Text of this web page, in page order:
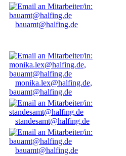
bauamt@halfing.de
monika.lex@halfing.de,
bauamt@halfing.de
standesamt@halfing.de
bauamt@halfing.de